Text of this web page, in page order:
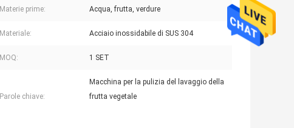
Materie prime: Acqua, frutta, verdure
Materiale: Acciaio inossidabile di SUS 304
MOQ: 1 SET
Parole chiave:
Macchina per la pulizia del lavaggio della
frutta vegetale